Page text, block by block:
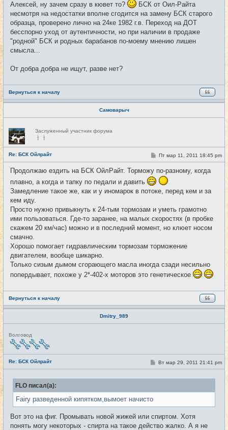
н
и
Алексей, ну зачем сразу в кювет то?
БСК от Оил-Райта
несмотря на недостатки вполне сгодится на замену БСК старого
образца, проверено лично на 24ке 1982 г.в. Переход на ДОТ
бесспорно уход от аутентичности, но при наличии в продаже
"родной" БСК и родных барабанов по-моему мнению лишен
смысла...
От добра добра не ищут, разве нет?
Вернуться к началу
Самоварыч
Н
е
в
с
е
т
и
Заслуженный участник форума
Re: БСК Ойлрайт #50
С
о
б
щ
н
Пт мар 11, 2011 18:45 pm
Продолжаю ездить на БСК ОйлРайт. Торможу по-разному, когда
плавно, а когда и тапку по педали и давить
Замедление такое же, как и у иномарок в потоке, перед кем и за
кем иду.
Просто нужно привыкнуть к 24-тым тормозам и уметь грамотно
ими пользоваться. Где-то заранее, на малых скоростях (в пробке
скажем 20 км/час) можно и в последний момент, но клюет носом
смачно.
Хорошо помогает гидравлическим тормозам торможение
двигателем, вообще шикарно.
Только сизым дымом сгорающего масла иногда сзади несильно
попердывает, похоже у 2*-402-х моторов это генетическое
Вернуться к началу
Dmitry_989
Н
е
в
т
и
Волговод
Re: БСК Ойлрайт #51
С
о
б
е
Вт мар 29, 2011 21:41 pm
FLO писал(а):
Fairy разведенной кипятком,вымоет начисто
Вот это на фиг. Промывать новой жижей или спиртом. Хотя
понять могу некоторых - спирта на такое действо жалко. А я не